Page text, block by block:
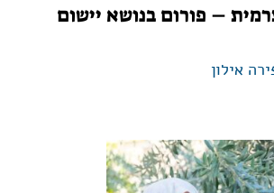
– פורום בנושא יישום
אילון